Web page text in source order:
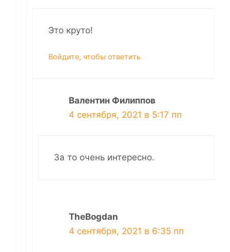
Это круто!
Войдите, чтобы ответить
Валентин Филиппов
4 сентября, 2021 в 5:17 пп
За то очень интересно.
TheBogdan
4 сентября, 2021 в 6:35 пп